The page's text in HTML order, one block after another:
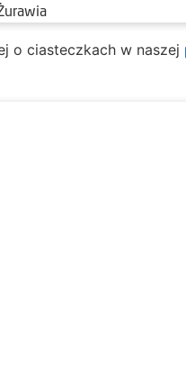
o ciasteczkach w naszej